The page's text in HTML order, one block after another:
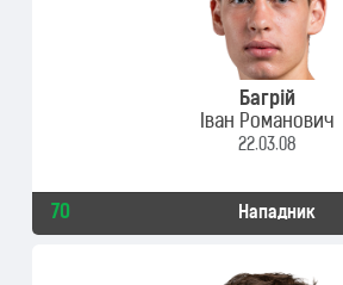
Багрій
Іван Романович
22.03.08
70 Нападник